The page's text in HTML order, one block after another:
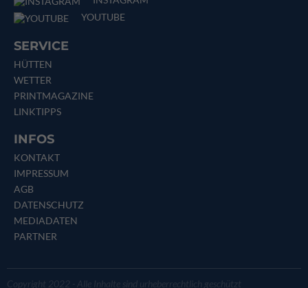
YOUTUBE
SERVICE
HÜTTEN
WETTER
PRINTMAGAZINE
LINKTIPPS
INFOS
KONTAKT
IMPRESSUM
AGB
DATENSCHUTZ
MEDIADATEN
PARTNER
Copyright 2022 - Alle Inhalte sind urheberrechtlich geschützt